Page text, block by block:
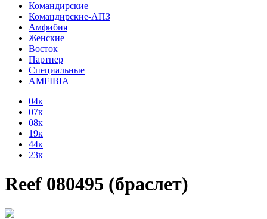
Командирские
Командирские-АПЗ
Амфибия
Женские
Восток
Партнер
Специальные
AMFIBIA
04к
07к
08к
19к
44к
23к
Reef 080495 (браслет)